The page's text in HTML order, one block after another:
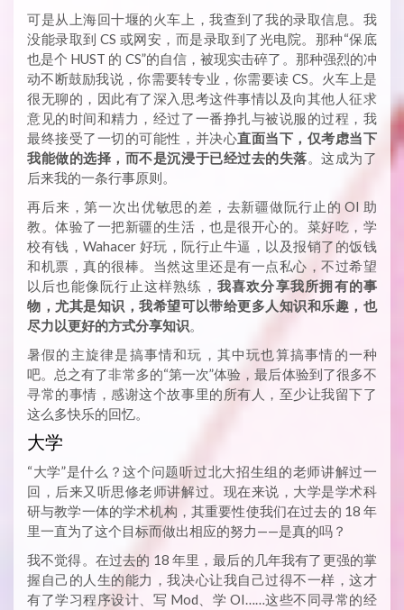
可是从上海回十堰的火车上，我查到了我的录取信息。我
没能录取到 CS 或网安，而是录取到了光电院。那种“保底
也是个 HUST 的 CS”的自信，被现实击碎了。那种强烈的冲
动不断鼓励我说，你需要转专业，你需要读 CS。火车上是
很无聊的，因此有了深入思考这件事情以及向其他人征求
意见的时间和精力，经过了一番挣扎与被说服的过程，我
最终接受了一切的可能性，并决心直面当下，仅考虑当下
我能做的选择，而不是沉浸于已经过去的失落。这成为了
后来我的一条行事原则。
再后来，第一次出优敏思的差，去新疆做阮行止的 OI 助
教。体验了一把新疆的生活，也是很开心的。菜好吃，学
校有钱，Wahacer 好玩，阮行止牛逼，以及报销了的饭钱
和机票，真的很棒。当然这里还是有一点私心，不过希望
以后也能像阮行止这样熟练， 我喜欢分享我所拥有的事
物，尤其是知识，我希望可以带给更多人知识和乐趣，也
尽力以更好的方式分享知识。
暑假的主旋律是搞事情和玩，其中玩也算搞事情的一种
吧。总之有了非常多的“第一次”体验，最后体验到了很多不
寻常的事情，感谢这个故事里的所有人，至少让我留下了
这么多快乐的回忆。
大学
“大学”是什么？这个问题听过北大招生组的老师讲解过一
回，后来又听思修老师讲解过。现在来说，大学是学术科
研与教学一体的学术机构，其重要性使我们在过去的 18 年
里一直为了这个目标而做出相应的努力——是真的吗？
我不觉得。在过去的 18 年里，最后的几年我有了更强的掌
握自己的人生的能力，我决心让我自己过得不一样，这才
有了学习程序设计、写 Mod、学 OI……这些不同寻常的经